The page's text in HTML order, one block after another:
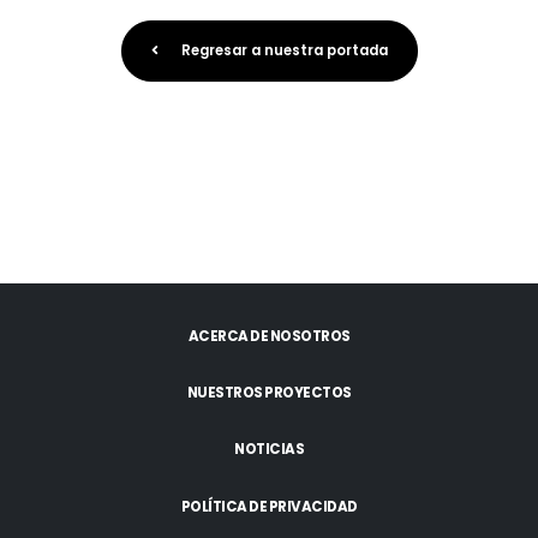
Regresar a nuestra portada
ACERCA DE NOSOTROS
NUESTROS PROYECTOS
NOTICIAS
POLÍTICA DE PRIVACIDAD